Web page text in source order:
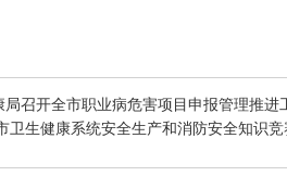
局召开全市职业病危害项目申报管理推进
卫生健康系统安全生产和消防安全知识